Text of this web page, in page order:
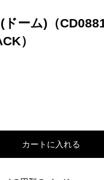
ドーム)（
）